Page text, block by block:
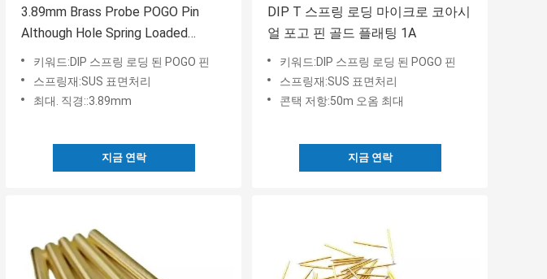
3.89mm Brass Probe POGO Pin
Although Hole Spring Loaded
Miniature 소형으로 만들어졌어요
키워드:DIP 스프링 로딩 된 POGO 핀
스프링재:SUS 표면처리
최대. 직경::3.89mm
지금 연락
DIP T 스프링 로딩 마이크로 코아시
얼 포고 핀 골드 플래팅 1A
키워드:DIP 스프링 로딩 된 POGO 핀
스프링재:SUS 표면처리
콘택 저항:50m 오옴 최대
지금 연락